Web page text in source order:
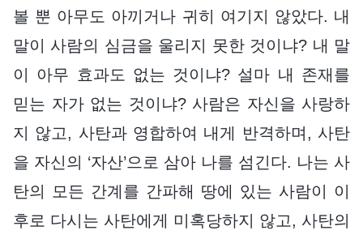
볼 뿐 아무도 아끼거나 귀히 여기지 않았다. 내
말이 사람의 심금을 울리지 못한 것이냐? 내 말
이 아무 효과도 없는 것이냐? 설마 내 존재를
믿는 자가 없는 것이냐? 사람은 자신을 사랑하
지 않고, 사탄과 영합하여 내게 반격하며, 사탄
을 자신의 ‘자산’으로 삼아 나를 섬긴다. 나는 사
탄의 모든 간계를 간파해 땅에 있는 사람이 이
후로 다시는 사탄에게 미혹당하지 않고, 사탄의